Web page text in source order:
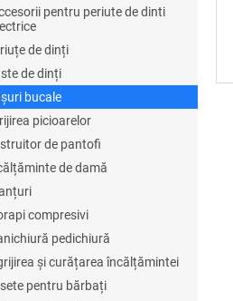
pentru periute de dinti
de dinți
de dinți
bucale
picioarelor
de pantofi
de damă
compresivi
pedichiură
și curățarea încălțămintei
pentru bărbați